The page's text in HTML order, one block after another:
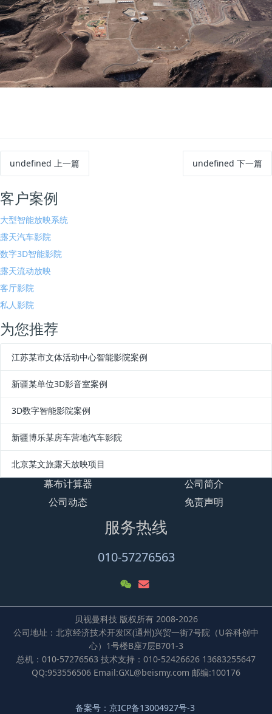
undefined 上一篇 undefined 下一篇
客户案例
大型智能放映系统
露天汽车影院
数字3D智能影院
露天流动放映
客厅影院
私人影院
为您推荐
江苏某市文体活动中心智能影院案例
新疆某单位3D影音室案例
3D数字智能影院案例
新疆博乐某房车营地汽车影院
北京某文旅露天放映项目
幕布计算器
公司简介
公司动态
免责声明
服务热线
010-57276563
贝视曼科技 版权所有 2008-2026
公司地址：北京经济技术开发区(通州)兴贸一街7号院（U谷科创中
心）1号楼B座7层B701-3
总机：010-57276563 技术支持：010-52426626 13683255647
QQ:953556506 Email:GXL@beismy.com 邮编:100176
备案号：京ICP备13004927号-3